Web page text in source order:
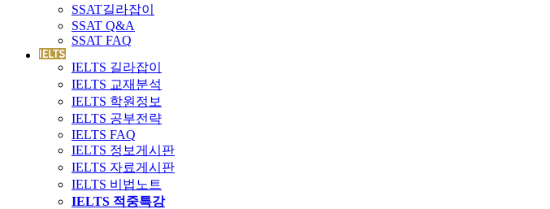
SSAT길라잡이
SSAT Q&A
SSAT FAQ
IELTS 길라잡이
IELTS 교재분석
IELTS 학원정보
IELTS 공부전략
IELTS FAQ
IELTS 정보게시판
IELTS 자료게시판
IELTS 비법노트
IELTS 적중특강